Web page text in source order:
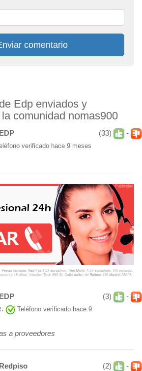
comentario
Edp enviados y
comunidad nomas900
(33) -
EDP
verificado hace 9 meses
(3) -
EDP
.
Teléfono verificado hace 9
a proveedores
(2) -
Redpiso